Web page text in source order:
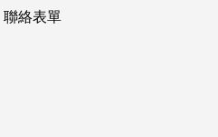
聯絡表單